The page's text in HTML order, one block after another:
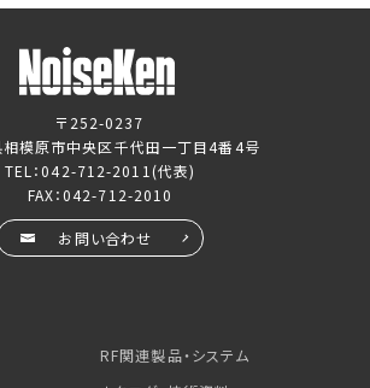
〒252-0237
模原市中央区千代田一丁目4番4号
TEL：042-712-2011 (代表)
FAX：042-712-2010
お問い合わせ
RF関連製品・システム